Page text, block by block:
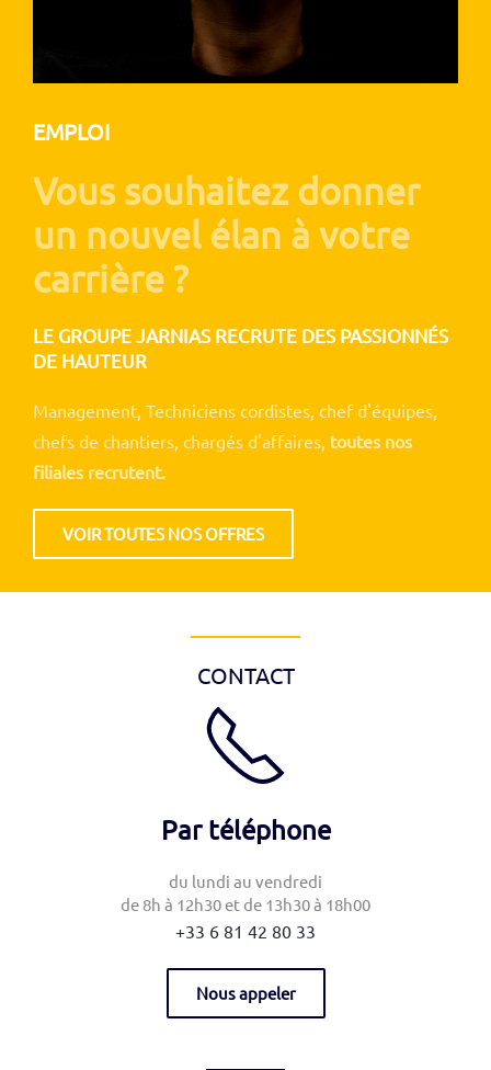
EMPLOI
Vous souhaitez donner
un nouvel élan à votre
carrière ?
LE GROUPE JARNIAS RECRUTE DES PASSIONNÉS
DE HAUTEUR
Management, Techniciens cordistes, chef d'équipes,
chefs de chantiers, chargés d'affaires, toutes nos
filiales recrutent.
VOIR TOUTES NOS OFFRES
CONTACT
Par téléphone
du lundi au vendredi
de 8h à 12h30 et de 13h30 à 18h00
‭+33 6 81 42 80 33‬
Nous appeler